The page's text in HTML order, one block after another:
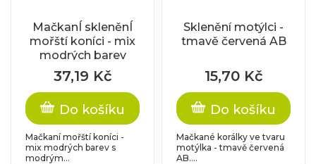
MačkanÍ skleněnÍ
mořští koníci - mix
modrých barev
37,19 Kč
Do košíku
Mačkaní mořští koníci -
mix modrých barev s
modrým...
Sklenění motýlci -
tmavě červená AB
15,70 Kč
Do košíku
Mačkané korálky ve tvaru
motýlka - tmavě červená
AB....